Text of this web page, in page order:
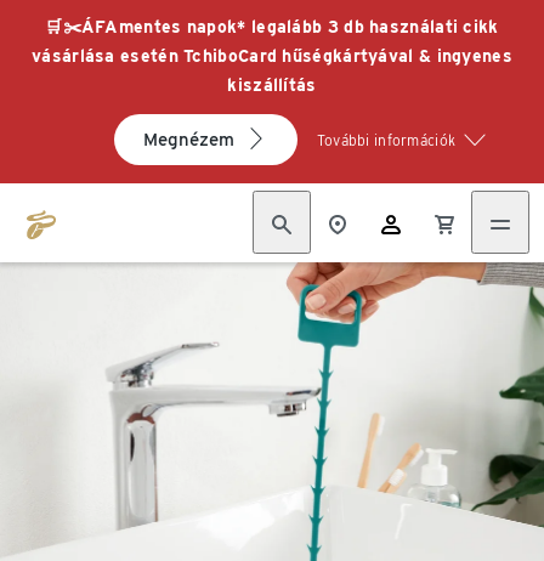
🛒✂️ÁFAmentes napok* legalább 3 db használati cikk
vásárlása esetén TchiboCard hűségkártyával & ingyenes
kiszállítás
Megnézem További információk